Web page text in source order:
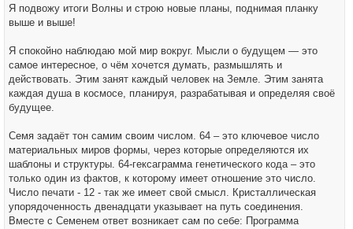
Я подвожу итоги Волны и строю новые планы, поднимая планку
выше и выше!
Я спокойно наблюдаю мой мир вокруг. Мысли о будущем — это
самое интересное, о чём хочется думать, размышлять и
действовать. Этим занят каждый человек на Земле. Этим занята
каждая душа в космосе, планируя, разрабатывая и определяя своё
будущее.
Семя задаёт тон самим своим числом. 64 – это ключевое число
материальных миров формы, через которые определяются их
шаблоны и структуры. 64-гексаграмма генетического кода – это
только один из фактов, к которому имеет отношение это число.
Число печати - 12 - так же имеет свой смысл. Кристаллическая
упорядоченность двенадцати указывает на путь соединения.
Вместе с Семенем ответ возникает сам по себе: Программа